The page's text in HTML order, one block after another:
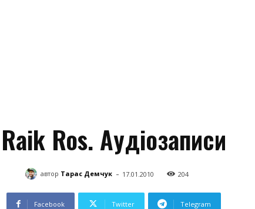
Raik Ros. Аудіозаписи
автор Тарас Демчук - 17.01.2010 204
Facebook Twitter Telegram